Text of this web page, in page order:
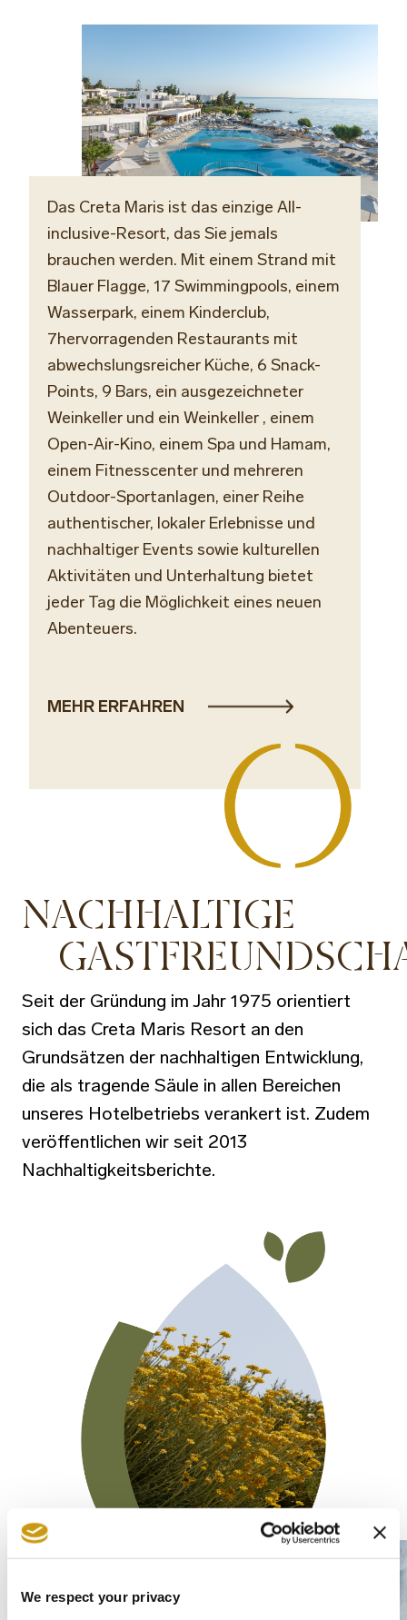
We respect your privacy
Das Creta Maris ist das einzige All-
inclusive-Resort, das Sie jemals
brauchen werden. Mit einem Strand mit
Blauer Flagge, 17 Swimmingpools, einem
Wasserpark, einem Kinderclub,
7hervorragenden Restaurants mit
abwechslungsreicher Küche, 6 Snack-
Points, 9 Bars, ein ausgezeichneter
Weinkeller und ein Weinkeller , einem
Open-Air-Kino, einem Spa und Hamam,
einem Fitnesscenter und mehreren
Outdoor-Sportanlagen, einer Reihe
authentischer, lokaler Erlebnisse und
nachhaltiger Events sowie kulturellen
Aktivitäten und Unterhaltung bietet
jeder Tag die Möglichkeit eines neuen
Abenteuers.
MEHR ERFAHREN
NACHHALTIGE
Seit der Gründung im Jahr 1975 orientiert
sich das Creta Maris Resort an den
Grundsätzen der nachhaltigen Entwicklung,
die als tragende Säule in allen Bereichen
unseres Hotelbetriebs verankert ist. Zudem
veröffentlichen wir seit 2013
Nachhaltigkeitsberichte.